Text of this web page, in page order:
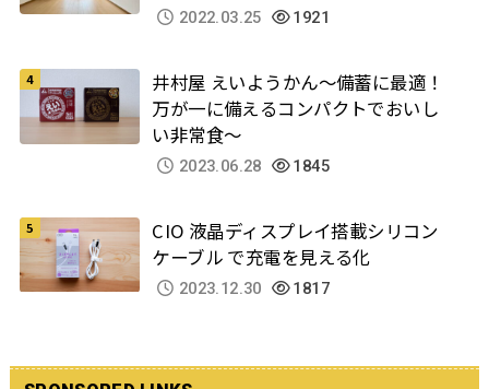
2022.03.25 1921
井村屋 えいようかん～備蓄に最適！
万が一に備えるコンパクトでおいし
い非常食～
2023.06.28 1845
CIO 液晶ディスプレイ搭載シリコン
ケーブル で充電を見える化
2023.12.30 1817